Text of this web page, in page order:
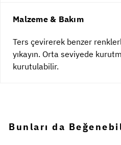
Malzeme & Bakım
Ters çevirerek benzer
yıkayın. Orta seviyede
kurutulabilir.
Bunları da